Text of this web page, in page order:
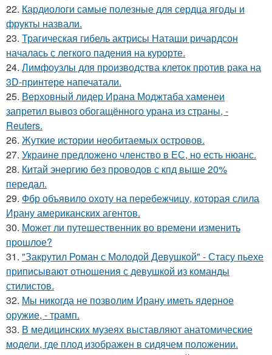
22. Кардиологи самые полезные для сердца ягоды и
фрукты назвали.
23. Трагическая гибель актрисы Наташи ричардсон
началась с легкого падения на курорте.
24. Лимфоузлы для производства клеток против рака на
3D-принтере напечатали.
25. Верховный лидер Ирана Моджтаба хаменеи
запретил вывоз обогащённого урана из страны, -
Reuters.
26. Жуткие истории необитаемых островов.
27. Украине предложено членство в ЕС, но есть нюанс.
28. Китай энергию без проводов с кпд выше 20%
передал.
29. Фбр объявило охоту на перебежчицу, которая слила
Ирану американских агентов.
30. Может ли путешественник во времени изменить
прошлое?
31. "Закрутил Роман с Молодой Девушкой" - Стасу пьехе
приписывают отношения с девушкой из команды
стилистов.
32. Мы никогда не позволим Ирану иметь ядерное
оружие, - трамп.
33. В медицинских музеях выставляют анатомические
модели, где плод изображен в сидячем положении.